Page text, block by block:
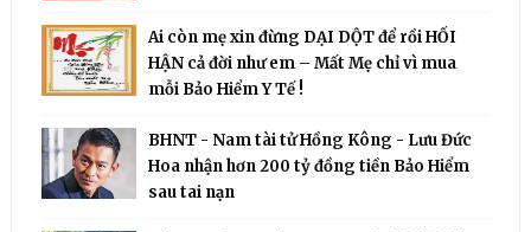
Ai còn mẹ xin đừng DẠI DỘT để rồi HỐI
HẬN cả đời như em – Mất Mẹ chỉ vì mua
mỗi Bảo Hiểm Y Tế !
BHNT - Nam tài tử Hồng Kông - Lưu Đức
Hoa nhận hơn 200 tỷ đồng tiền Bảo Hiểm
sau tai nạn